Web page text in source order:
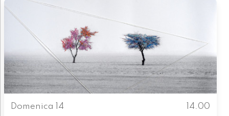
Domenica 14
14.00